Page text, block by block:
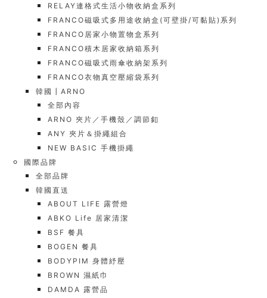
RELAY連格式生活小物收納盒系列
FRANCO磁吸式多用途收納盒(可壁掛/可黏貼)系列
FRANCO居家小物置物盒系列
FRANCO積木居家收納箱系列
FRANCO磁吸式雨傘收納架系列
FRANCO衣物真空壓縮袋系列
韓國┃ARNO
全部內容
ARNO 夾片／手機殼／調節釦
ANY 夾片＆掛繩組合
NEW BASIC 手機掛繩
國際品牌
全部品牌
韓國直送
ABOUT LIFE 露營燈
ABKO Life 居家清潔
BSF 餐具
BOGEN 餐具
BODYPIM 身體紓壓
BROWN 濕紙巾
DAMDA 露營品